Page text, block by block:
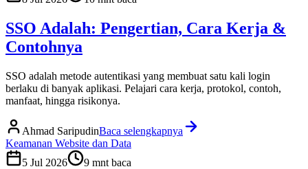
SSO Adalah: Pengertian, Cara Kerja &
Contohnya
SSO adalah metode autentikasi yang membuat satu kali login
berlaku di banyak aplikasi. Pelajari cara kerja, protokol, contoh,
manfaat, hingga risikonya.
Ahmad SaripudinBaca selengkapnya
Keamanan Website dan Data
5 Jul 2026
9 mnt baca